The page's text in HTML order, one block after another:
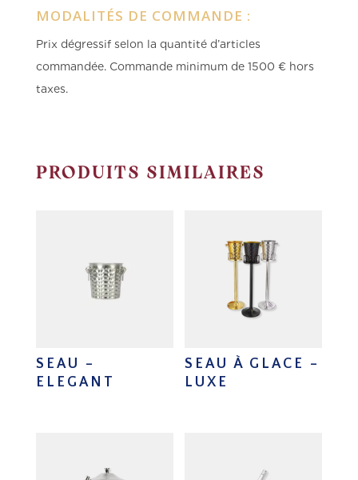
MODALITÉS DE COMMANDE :
Prix dégressif selon la quantité d’articles
commandée. Commande minimum de 1500 € hors
taxes.
PRODUITS SIMILAIRES
SEAU –
ELEGANT
SEAU À GLACE –
LUXE